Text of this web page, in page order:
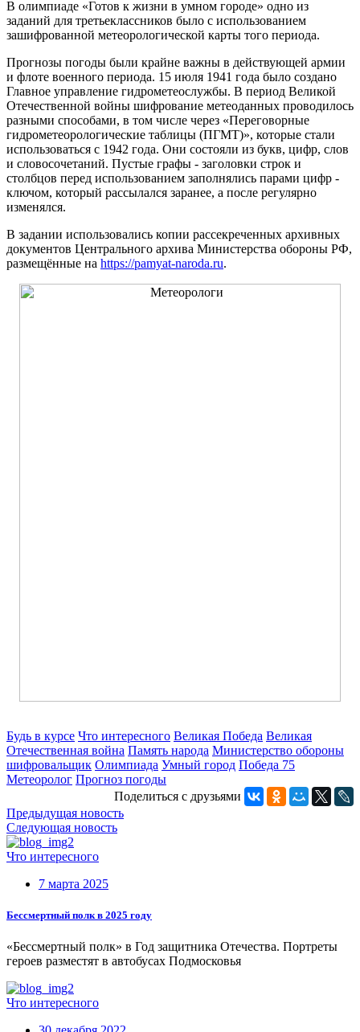
В олимпиаде «Готов к жизни в умном городе» одно из
заданий для третьеклассников было с использованием
зашифрованной метеорологической карты того периода.
Прогнозы погоды были крайне важны в действующей армии
и флоте военного периода. 15 июля 1941 года было создано
Главное управление гидрометеослужбы. В период Великой
Отечественной войны шифрование метеоданных проводилось
разными способами, в том числе через «Переговорные
гидрометеорологические таблицы (ПГМТ)», которые стали
использоваться с 1942 года. Они состояли из букв, цифр, слов
и словосочетаний. Пустые графы - заголовки строк и
столбцов перед использованием заполнялись парами цифр -
ключом, который рассылался заранее, а после регулярно
изменялся.
В задании использовались копии рассекреченных архивных
документов Центрального архива Министерства обороны РФ,
размещённые на https://pamyat-naroda.ru.
Будь в курсе Что интересного Великая Победа Великая
Отечественная война Память народа Министерство обороны
шифровальщик Олимпиада Умный город Победа 75
Метеоролог Прогноз погоды
Поделиться с друзьями
Предыдущая новость
Следующая новость
Что интересного
7 марта 2025
Бессмертный полк в 2025 году
«Бессмертный полк» в Год защитника Отечества. Портреты
героев разместят в автобусах Подмосковья
Что интересного